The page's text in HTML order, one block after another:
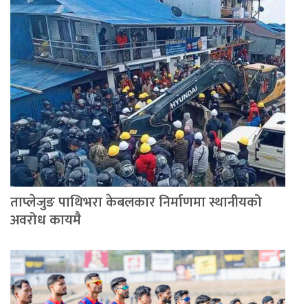
ताप्लेजुङ पाथिभरा केबलकार निर्माणमा स्थानीयको
अवरोध कायमै